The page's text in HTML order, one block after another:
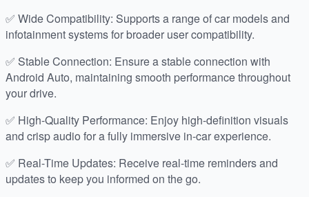
✅ Wide Compatibility: Supports a range of car models and
infotainment systems for broader user compatibility.
✅ Stable Connection: Ensure a stable connection with
Android Auto, maintaining smooth performance throughout
your drive.
✅ High-Quality Performance: Enjoy high-definition visuals
and crisp audio for a fully immersive in-car experience.
✅ Real-Time Updates: Receive real-time reminders and
updates to keep you informed on the go.